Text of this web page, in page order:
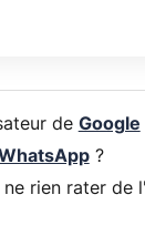
de Google
?
rien rater de